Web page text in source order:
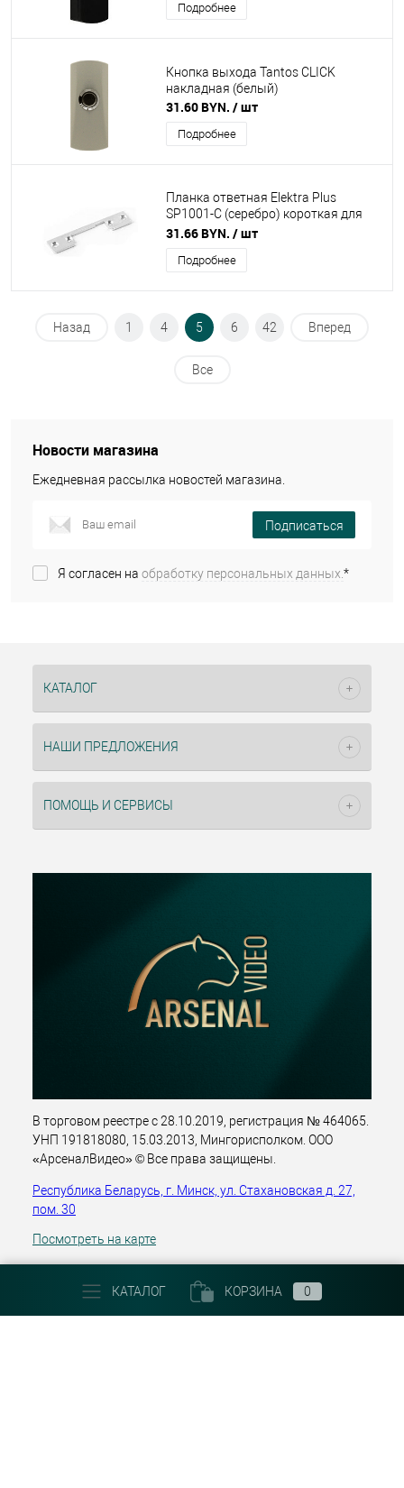
Подробнее
Кнопка выхода Tantos CLICK
накладная (белый)
31.60 BYN. / шт
Подробнее
Планка ответная Elektra Plus
SP1001-C (серебро) короткая для
узких защелок
31.66 BYN. / шт
Подробнее
Назад 1 4 5 6 42 Вперед
Все
Новости магазина
Ежедневная рассылка новостей магазина.
Подписаться
Я согласен на обработку персональных данных.*
КАТАЛОГ
НАШИ ПРЕДЛОЖЕНИЯ
ПОМОЩЬ И СЕРВИСЫ
В торговом реестре с 28.10.2019, регистрация № 464065.
УНП 191818080, 15.03.2013, Мингорисполком. ООО
«АрсеналВидео» © Все права защищены.
Республика Беларусь, г. Минск, ул. Стахановская д. 27,
пом. 30
Посмотреть на карте
+375 (29) 303 22 30
КАТАЛОГ КОРЗИНА 0